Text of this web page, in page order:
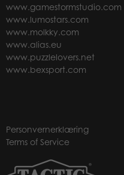
www.gamestormstudio.com
www.lumostars.com
www.molkky.com
www.alias.eu
www.puzzlelovers.net
www.bexsport.com
Personvernerklæring
Terms of Service